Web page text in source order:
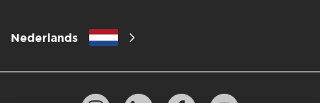
Nederlands